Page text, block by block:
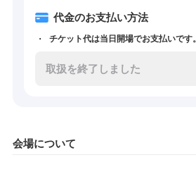
代金のお支払い方法
チケット代は当日開場でお支払いです。
取扱を終了しました
会場について